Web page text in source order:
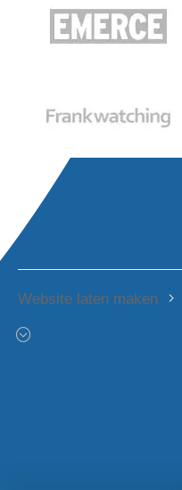
Website laten maken